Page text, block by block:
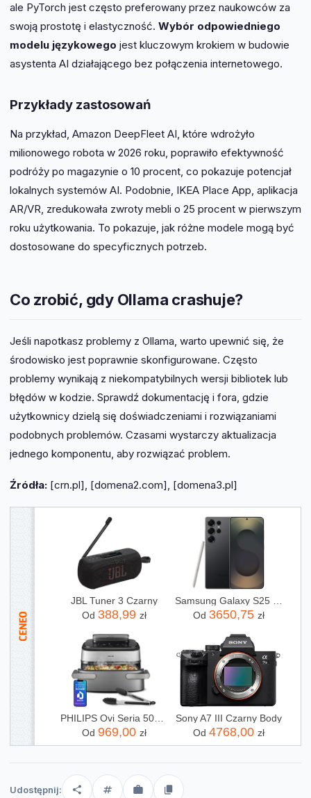
ale PyTorch jest często preferowany przez naukowców za
swoją prostotę i elastyczność. Wybór odpowiedniego
modelu językowego jest kluczowym krokiem w budowie
asystenta AI działającego bez połączenia internetowego.
Przykłady zastosowań
Na przykład, Amazon DeepFleet AI, które wdrożyło
milionowego robota w 2026 roku, poprawiło efektywność
podróży po magazynie o 10 procent, co pokazuje potencjał
lokalnych systemów AI. Podobnie, IKEA Place App, aplikacja
AR/VR, zredukowała zwroty mebli o 25 procent w pierwszym
roku użytkowania. To pokazuje, jak różne modele mogą być
dostosowane do specyficznych potrzeb.
Co zrobić, gdy Ollama crashuje?
Jeśli napotkasz problemy z Ollama, warto upewnić się, że
środowisko jest poprawnie skonfigurowane. Często
problemy wynikają z niekompatybilnych wersji bibliotek lub
błędów w kodzie. Sprawdź dokumentację i fora, gdzie
użytkownicy dzielą się doświadczeniami i rozwiązaniami
podobnych problemów. Czasami wystarczy aktualizacja
jednego komponentu, aby rozwiązać problem.
Źródła: [crn.pl], [domena2.com], [domena3.pl]
JBL Tuner 3 Czarny
Od 388,99 zł
Od 3650,75 zł
PHILIPS Ovi Seria 5000 Ultra Megabasket NA565/02
Od 969,00 zł
Sony A7 III Czarny Body
Od 4768,00 zł
Udostępnij: